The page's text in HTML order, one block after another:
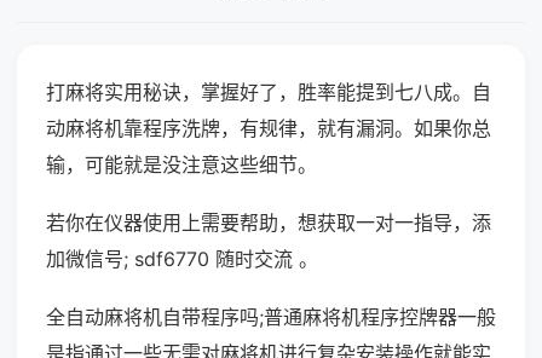
打麻将实用秘诀，掌握好了，胜率能提到七八成。自
动麻将机靠程序洗牌，有规律，就有漏洞。如果你总
输，可能就是没注意这些细节。
若你在仪器使用上需要帮助，想获取一对一指导，添
加微信号; sdf6770 随时交流 。
全自动麻将机自带程序吗;普通麻将机程序控牌器一般
是指通过一些无需对麻将机进行复杂安装操作就能实